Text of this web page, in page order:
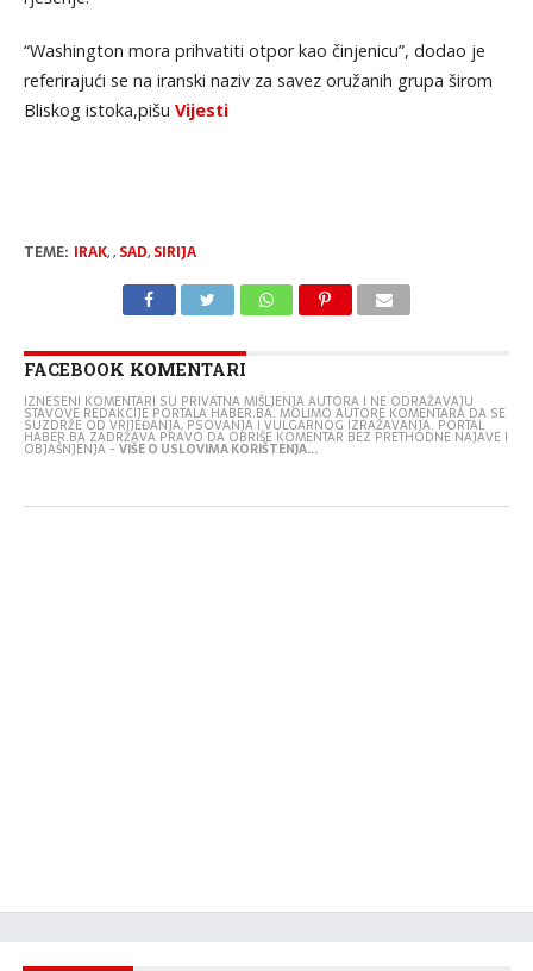
“Washington mora prihvatiti otpor kao činjenicu”, dodao je
referirajući se na iranski naziv za savez oružanih grupa širom
Bliskog istoka,pišu Vijesti
TEME: IRAK,, SAD, SIRIJA
FACEBOOK KOMENTARI
IZNESENI KOMENTARI SU PRIVATNA MIŠLJENJA AUTORA I NE ODRAŽAVAJU
STAVOVE REDAKCIJE PORTALA HABER.BA. MOLIMO AUTORE KOMENTARA DA SE
SUZDRŽE OD VRIJEĐANJA, PSOVANJA I VULGARNOG IZRAŽAVANJA. PORTAL
HABER.BA ZADRŽAVA PRAVO DA OBRIŠE KOMENTAR BEZ PRETHODNE NAJAVE I
OBJAŠNJENJA -VIŠE O USLOVIMA KORIŠTENJA...